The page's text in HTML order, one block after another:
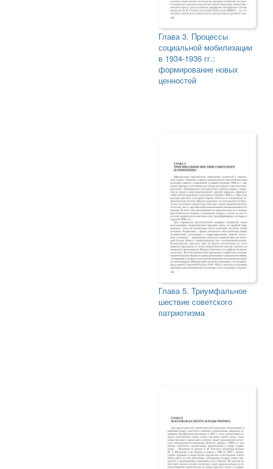
Глава 3. Процессы
социальной мобилизации
в 1934-1936 гг.:
формирование новых
ценностей
Глава 5. Триумфальное
шествие советского
патриотизма